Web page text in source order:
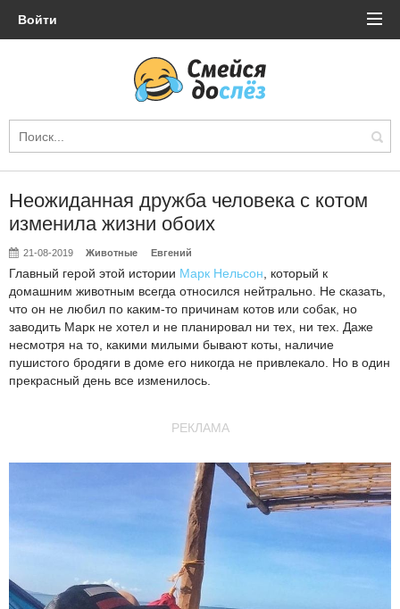
Войти
Неожиданная дружба человека с котом
изменила жизни обоих
21-08-2019 Животные Евгений
Главный герой этой истории Марк Нельсон , который к
домашним животным всегда относился нейтрально. Не сказать,
что он не любил по каким-то причинам котов или собак, но
заводить Марк не хотел и не планировал ни тех, ни тех. Даже
несмотря на то, какими милыми бывают коты, наличие
пушистого бродяги в доме его никогда не привлекало. Но в один
прекрасный день все изменилось.
РЕКЛАМА